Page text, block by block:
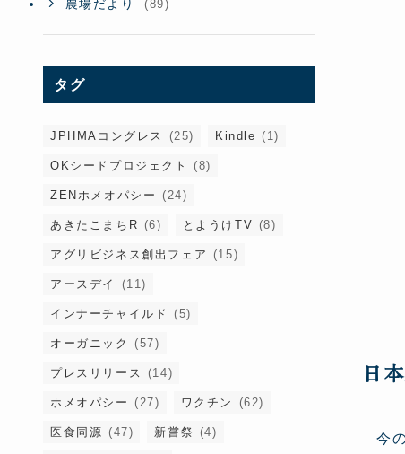
日
今
農場だより (89)
タグ
JPHMAコングレス (25) Kindle (1)
OKシードプロジェクト (8)
ZENホメオパシー (24)
あきたこまちR (6) とようけTV (8)
アグリビジネス創出フェア (15)
アースデイ (11)
インナーチャイルド (5)
オーガニック (57)
プレスリリース (14)
ホメオパシー (27) ワクチン (62)
医食同源 (47) 新嘗祭 (4)